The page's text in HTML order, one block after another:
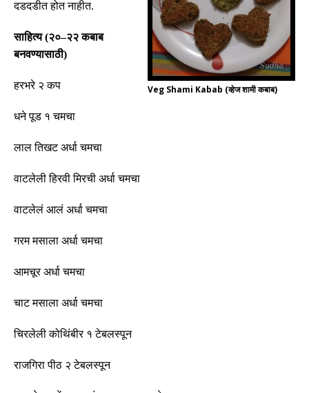
Veg Shami Kabab (व्हेज शामी कबाब)
दडदडीत होत नाहीत.
साहित्य(२०–२२ कबाब
बनवण्यासाठी)
हरभरे २ कप
धने पूड १ चमचा
लाल तिखट अर्धा चमचा
वाटलेली हिरवी मिरची अर्धा चमचा
वाटलेलं आलं अर्धा चमचा
गरम मसाला अर्धा चमचा
आमचूर अर्धा चमचा
चाट मसाला अर्धा चमचा
चिरलेली कोथिंबीर १ टेबलस्पून
राजगिरा पीठ २ टेबलस्पून